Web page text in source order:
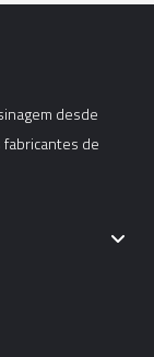
desde
de